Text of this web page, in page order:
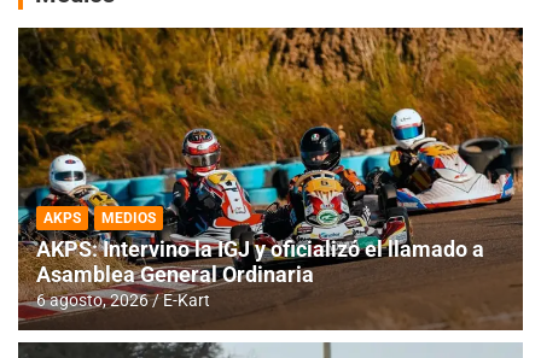
AKPS MEDIOS
AKPS: Intervino la IGJ y oficializó el llamado a
Asamblea General Ordinaria
6 agosto, 2026 E-Kart